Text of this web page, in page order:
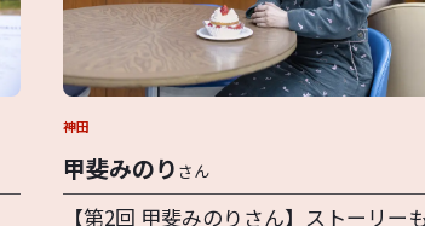
神田
甲斐みのり さん
【第2回 甲斐みのりさん】ストーリー